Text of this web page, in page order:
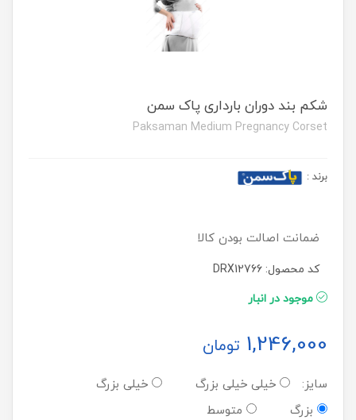
شکم بند دوران بارداری پاک سمن
Paksaman Medium Pregnancy Corset
برند :
ضمانت اصالت بودن کالا
کد محصول: DRX12766
موجود در انبار
1,246,000 تومان
سایز: خیلی خیلی بزرگ
خیلی بزرگ
بزرگ
متوسط